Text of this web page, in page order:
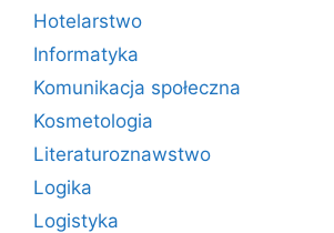
Hotelarstwo
Informatyka
Komunikacja społeczna
Kosmetologia
Literaturoznawstwo
Logika
Logistyka